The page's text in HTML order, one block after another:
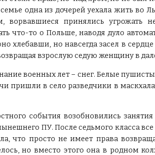
одна из дочерей уехала жить во
ворвавшиеся принялись угрожать
что-то о Польше, наводя дуло
хлебавши, но навсегда засел в
взрослую седую женщину в
военных лет – снег. Белые
пришли в село разведчики в
события возобновились
ПУ. После седьмого класса
что просто не имеет права
но вместо этого она в родном